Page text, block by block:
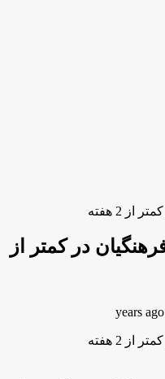
2 هفته
در کمتر از
2 هفته